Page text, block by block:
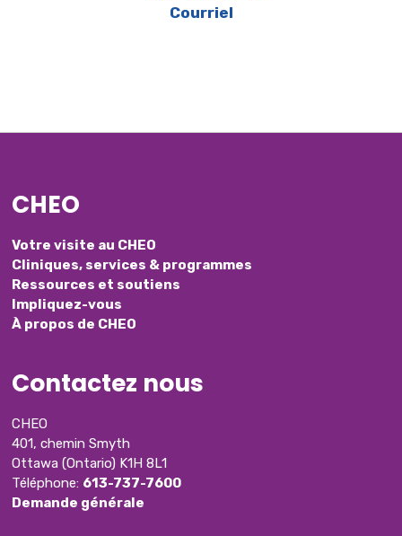
Courriel
CHEO
Votre visite au CHEO
Cliniques, services & programmes
Ressources et soutiens
Impliquez-vous
À propos de CHEO
Contactez nous
CHEO
401, chemin Smyth
Ottawa (Ontario) K1H 8L1
Téléphone: 613-737-7600
Demande générale